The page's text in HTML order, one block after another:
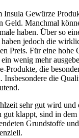
Insula Gewürze
Geld. Manchmal
haben. Über so
jedoch die
Preis. Für eine hohe
wenig mehr
Produkte, die
die
sehr gut wird und
gut klappt, sind in
Grundstoffe